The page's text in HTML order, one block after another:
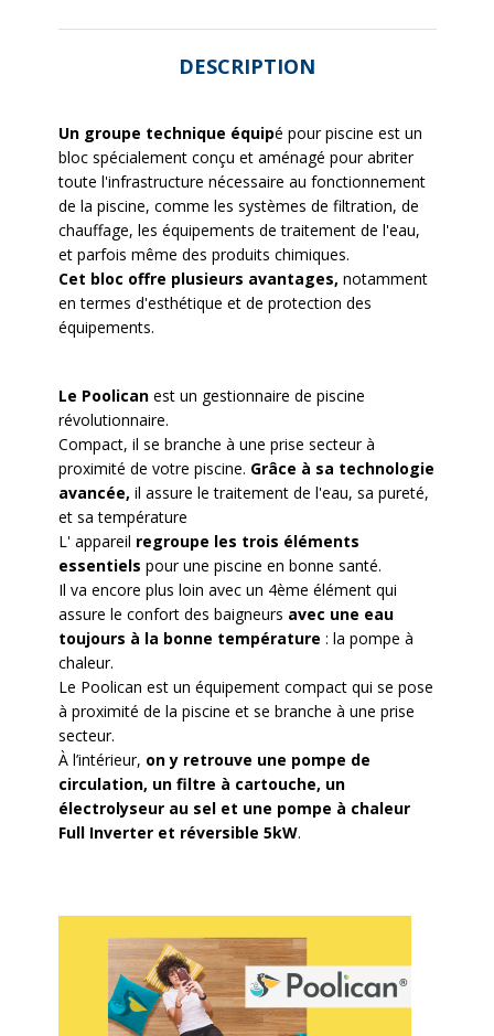
DESCRIPTION
Un groupe technique équipé pour piscine est un
bloc spécialement conçu et aménagé pour abriter
toute l'infrastructure nécessaire au fonctionnement
de la piscine, comme les systèmes de filtration, de
chauffage, les équipements de traitement de l'eau,
et parfois même des produits chimiques.
Cet bloc offre plusieurs avantages, notamment
en termes d'esthétique et de protection des
équipements.
Le Poolicanest un gestionnaire de piscine
révolutionnaire.
Compact, il se branche à une prise secteur à
proximité de votre piscine. Grâce à sa technologie
avancée, il assure le traitement de l'eau, sa pureté,
et sa température
L' appareil regroupe les trois éléments
essentiels pour une piscine en bonne santé.
Il va encore plus loin avec un 4ème élément qui
assure le confort des baigneurs avec une eau
toujours à la bonne température : la pompe à
chaleur.
Le Poolican est un équipement compact qui se pose
à proximité de la piscine et se branche à une prise
secteur.
À l’intérieur, on y retrouve une pompe de
circulation, un filtre à cartouche, un
électrolyseur au sel et une pompe à chaleur
Full Inverter et réversible 5kW.